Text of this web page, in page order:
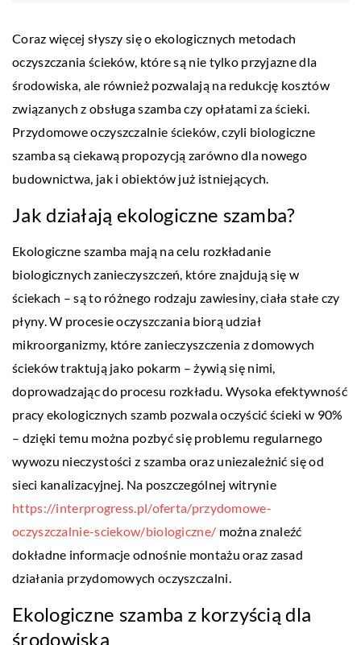
Coraz więcej słyszy się o ekologicznych metodach
oczyszczania ścieków, które są nie tylko przyjazne dla
środowiska, ale również pozwalają na redukcję kosztów
związanych z obsługa szamba czy opłatami za ścieki.
Przydomowe oczyszczalnie ścieków, czyli biologiczne
szamba są ciekawą propozycją zarówno dla nowego
budownictwa, jak i obiektów już istniejących.
Jak działają ekologiczne szamba?
Ekologiczne szamba mają na celu rozkładanie
biologicznych zanieczyszczeń, które znajdują się w
ściekach – są to różnego rodzaju zawiesiny, ciała stałe czy
płyny. W procesie oczyszczania biorą udział
mikroorganizmy, które zanieczyszczenia z domowych
ścieków traktują jako pokarm – żywią się nimi,
doprowadzając do procesu rozkładu. Wysoka efektywność
pracy ekologicznych szamb pozwala oczyścić ścieki w 90%
– dzięki temu można pozbyć się problemu regularnego
wywozu nieczystości z szamba oraz uniezależnić się od
sieci kanalizacyjnej. Na poszczególnej witrynie
https://interprogress.pl/oferta/przydomowe-
oczyszczalnie-sciekow/biologiczne/ można znaleźć
dokładne informacje odnośnie montażu oraz zasad
działania przydomowych oczyszczalni.
Ekologiczne szamba z korzyścią dla
środowiska